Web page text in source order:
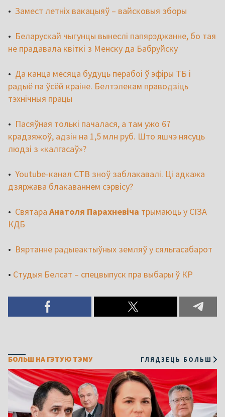
• Замест летніх вакацыяў – вайсковыя зборы
• Беларускай чыгунцы вынеслі папярэджанне, бо тая
не прадавала квіткі з Менску да Бабруйску
• Да канца месяца будуць перабоі ў эфіры ТБ і
радыё па ўсёй краіне. Белтэлекам праводзіць
тэхнічныя працы
• Пасяўная толькі пачалася, а там ужо 67
крадзяжоў, адзін на 1,5 млн руб. Што яшчэ нясуць
людзі з «калгасаў»?
• Youtube-канал СТВ зноў заблакавалі. Ці адкажа
дзяржава блакаваннем сэрвісу?
• Святара Анатоля Парахневіча трымаюць у СІЗА
КДБ
• Вяртанне радыеактыўных земляў у сяльгасабарот
• Студыя Белсат – спецвыпуск пра выбары ў КР
БОЛЬШ НА ГЭТУЮ ТЭМУ ГЛЯДЗЕЦЬ БОЛЬШ